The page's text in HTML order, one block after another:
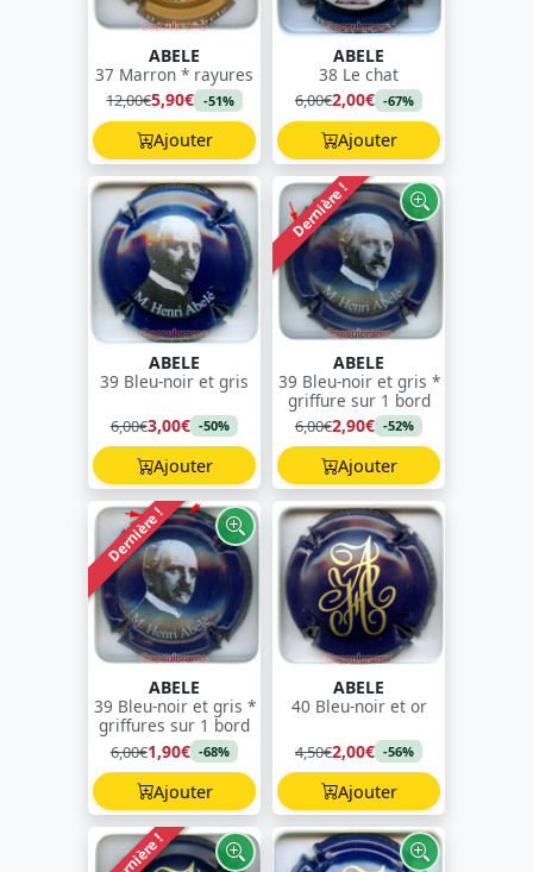
ABELE
37 Marron * rayures
12,00€5,90€ -51%
Ajouter
ABELE
38 Le chat
6,00€2,00€ -67%
Ajouter
ABELE
39 Bleu-noir et gris
6,00€3,00€ -50%
Ajouter
Dernière !
ABELE
39 Bleu-noir et gris *
griffure sur 1 bord
6,00€2,90€ -52%
Ajouter
Dernière !
ABELE
39 Bleu-noir et gris *
griffures sur 1 bord
6,00€1,90€ -68%
Ajouter
ABELE
40 Bleu-noir et or
4,50€2,00€ -56%
Ajouter